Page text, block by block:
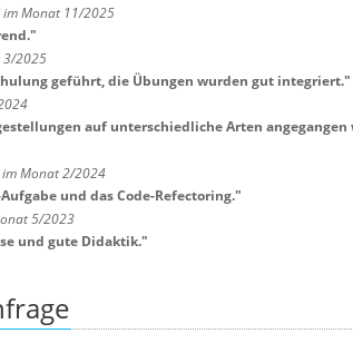
im Monat 11/2025
"
3/2025
geführt, die Übungen wurden gut integriert."
auf unterschiedliche Arten angegangen
im Monat 2/2024
und das Code-Refectoring."
5/2023
und gute Didaktik."